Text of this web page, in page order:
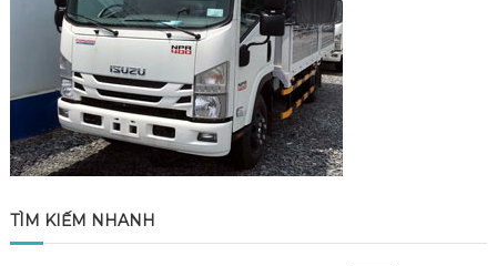
TÌM KIẾM NHANH